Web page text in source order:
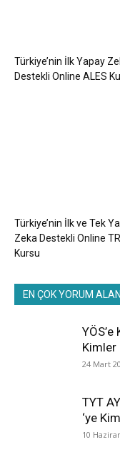
Türkiye’nin İlk Yapay
Destekli Online ALES
Türkiye’nin İlk ve Tek
Zeka Destekli Online
Kursu
EN ÇOK YORUM
YÖS’e
Kimler
24 Mart
TYT
‘ye
10